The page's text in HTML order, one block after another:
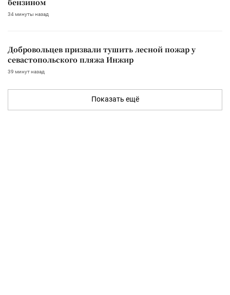
34 минуты назад
Добровольцев призвали тушить лесной пожар у
севастопольского пляжа Инжир
39 минут назад
Показать ещё